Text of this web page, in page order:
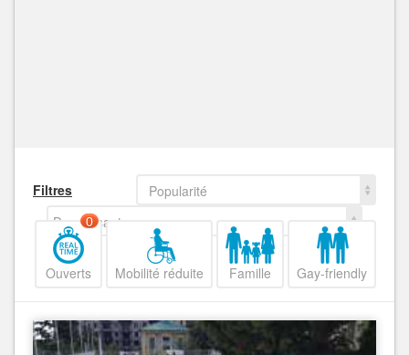
Filtres
Popularité
Decroissant
Ouverts
0
Mobilité réduite Famille Gay-friendly